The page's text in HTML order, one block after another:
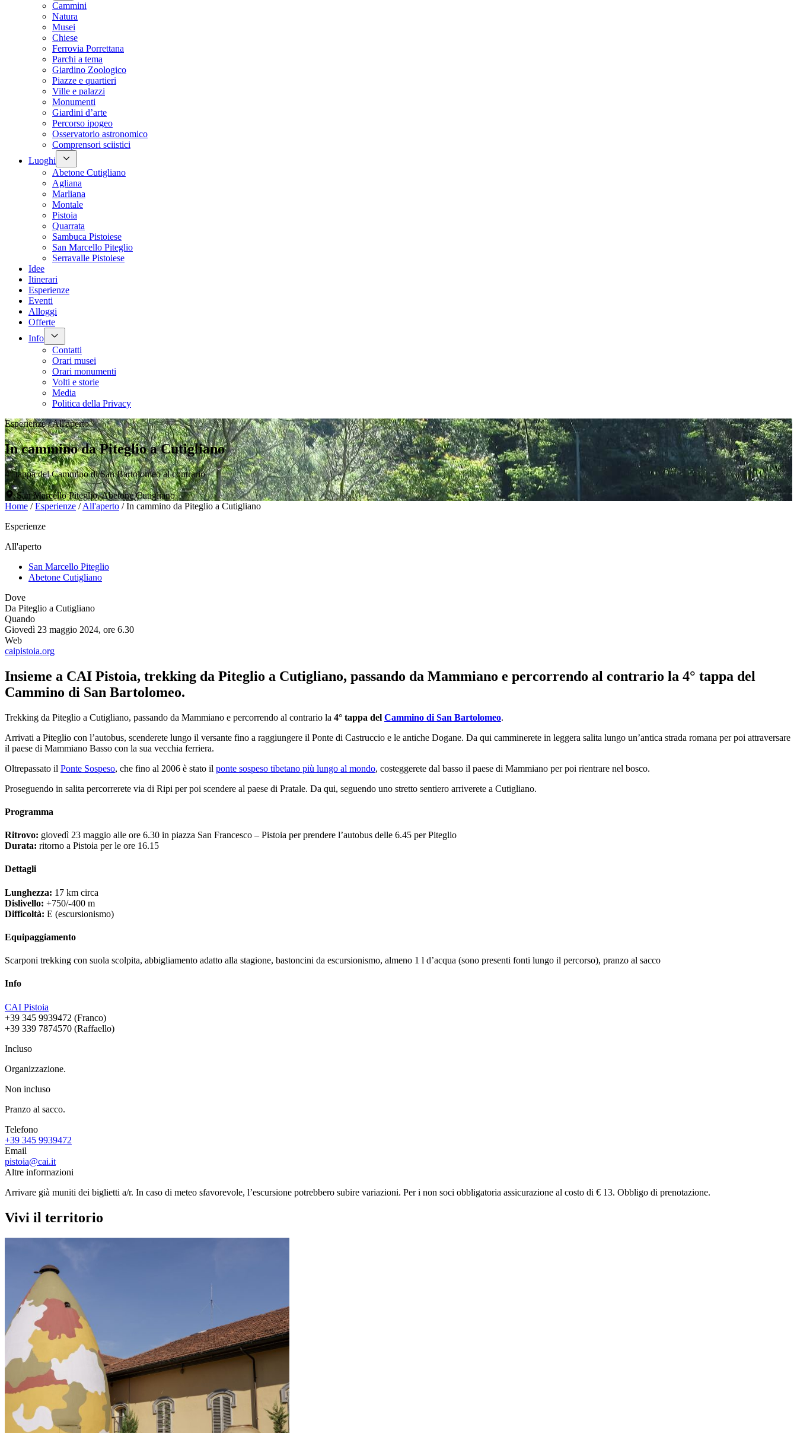
Cammini
Natura
Musei
Chiese
Ferrovia Porrettana
Parchi a tema
Giardino Zoologico
Piazze e quartieri
Ville e palazzi
Monumenti
Giardini d’arte
Percorso ipogeo
Osservatorio astronomico
Comprensori sciistici
Luoghi
Abetone Cutigliano
Agliana
Marliana
Montale
Pistoia
Quarrata
Sambuca Pistoiese
San Marcello Piteglio
Serravalle Pistoiese
Idee
Itinerari
Esperienze
Eventi
Alloggi
Offerte
Info
Contatti
Orari musei
Orari monumenti
Volti e storie
Media
Politica della Privacy
Esperienze /All'aperto
In cammino da Piteglio a Cutigliano
4° tappa del Cammino di San Bartolomeo al contrario
San Marcello Piteglio, Abetone Cutigliano
Home /Esperienze /All'aperto /In cammino da Piteglio a Cutigliano
Esperienze
All'aperto
San Marcello Piteglio
Abetone Cutigliano
Dove
Da Piteglio a Cutigliano
Quando
Giovedì 23 maggio 2024, ore 6.30
Web
caipistoia.org
Insieme a CAI Pistoia, trekking da Piteglio a Cutigliano, passando da Mammiano e percorrendo al contrario la 4° tappa del
Cammino di San Bartolomeo.
Trekking da Piteglio a Cutigliano, passando da Mammiano e percorrendo al contrario la 4° tappa del Cammino di San Bartolomeo.
Arrivati a Piteglio con l’autobus, scenderete lungo il versante fino a raggiungere il Ponte di Castruccio e le antiche Dogane. Da qui camminerete in leggera salita lungo un’antica strada romana per poi attraversare
il paese di Mammiano Basso con la sua vecchia ferriera.
Oltrepassato il Ponte Sospeso, che fino al 2006 è stato il ponte sospeso tibetano più lungo al mondo, costeggerete dal basso il paese di Mammiano per poi rientrare nel bosco.
Proseguendo in salita percorrerete via di Ripi per poi scendere al paese di Pratale. Da qui, seguendo uno stretto sentiero arriverete a Cutigliano.
Programma
Ritrovo: giovedì 23 maggio alle ore 6.30 in piazza San Francesco – Pistoia per prendere l’autobus delle 6.45 per Piteglio
Durata: ritorno a Pistoia per le ore 16.15
Dettagli
Lunghezza: 17 km circa
Dislivello: +750/-400 m
Difficoltà: E (escursionismo)
Equipaggiamento
Scarponi trekking con suola scolpita, abbigliamento adatto alla stagione, bastoncini da escursionismo, almeno 1 l d’acqua (sono presenti fonti lungo il percorso), pranzo al sacco
Info
CAI Pistoia
+39 345 9939472 (Franco)
+39 339 7874570 (Raffaello)
Incluso
Organizzazione.
Non incluso
Pranzo al sacco.
Telefono
+39 345 9939472
Email
pistoia@cai.it
Altre informazioni
Arrivare già muniti dei biglietti a/r. In caso di meteo sfavorevole, l’escursione potrebbero subire variazioni. Per i non soci obbligatoria assicurazione al costo di € 13. Obbligo di prenotazione.
Vivi il territorio